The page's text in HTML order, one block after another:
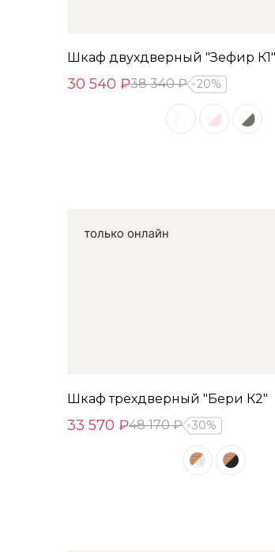
Шкаф двухдверный "Зефир К1"
30 540 ₽38 340 ₽ 20%
Шкаф трехдверный "Бери К2"
33 570 ₽48 170 ₽ 30%